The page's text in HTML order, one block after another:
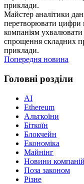
приклади.
Майстер аналітики
перетворювати цифри
компаніям
спрощення складних
приклади.
Попередня новина
Головні розділи
AI
Ethereum
Альткоїни
Біткоїн
Блокчейн
Економіка
Майнінг
Новини компаній
Поза законом
Різне